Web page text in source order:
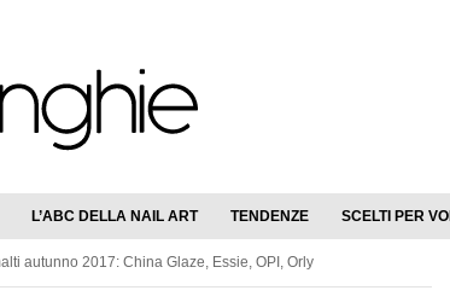
L’ABC DELLA NAIL ART TENDENZE SCELTI PER VOI
autunno 2017: China Glaze, Essie, OPI, Orly